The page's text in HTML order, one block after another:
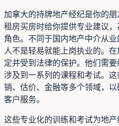
加拿大的持牌地产经纪是你的
租房买房时给你提供专业建议
角色。不同于国内地产中介从
人不是轻易就能上岗执业的。
定并受到法律的保护。他们需
涉及到一系列的课程和考试。
销、估价、金融等多个领域，
客户服务。
这些专业化的训练和考试为地